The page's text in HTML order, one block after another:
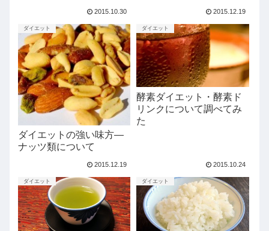
2015.10.30 2015.12.19
ダイエット
ダイエットの強い味方—
ナッツ類について
2015.12.19
ダイエット
酵素ダイエット・酵素ド
リンクについて調べてみ
た
2015.10.24
ダイエット ダイエット